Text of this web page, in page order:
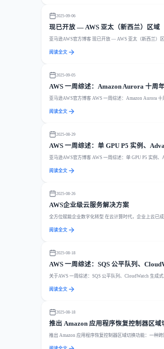
2025-09-06
现已开放 — AWS 亚太（新西兰）区域
亚马逊AWS官方博客 现已开放 — AWS 亚太（新西兰）
阅读全文
2025-09-05
AWS 一周综述：Amazon Aurora 十周
亚马逊AWS官方博客 AWS 一周综述：Amazon Aurora 十
阅读全文
2025-08-29
AWS 一周综述：单 GPU P5 实例、
亚马逊AWS官方博客 AWS 一周综述：单 GPU P5 实例
阅读全文
2025-08-26
AWS企业级云服务解决方案
全方位赋能企业数字化转型 在云计算时代，企业上云已
阅读全文
2025-08-18
AWS 一周综述：SQS 公平队列、
关于AWS 一周综述：SQS 公平队列、CloudWatch 生成
阅读全文
2025-08-18
推出 Amazon 应用程序恢复控制器区
推出 Amazon 应用程序恢复控制器区域切换功能：一种